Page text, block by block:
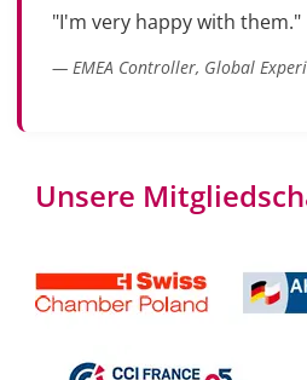
"I'm very happy with them."
— EMEA Controller, Global
Unsere